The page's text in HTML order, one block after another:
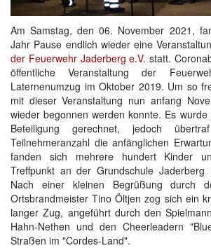
Am Samstag, den 06. November 2021,
Jahr Pause endlich wieder eine
der Feuerwehr Jaderberg e.V. statt.
öffentliche Veranstaltung der
Laternenumzug im Oktober 2019. Um so
mit dieser Veranstaltung nun anfang
wieder begonnen werden konnte. Es
Beteiligung gerechnet, jedoch
Teilnehmeranzahl die anfänglichen
fanden sich mehrere hundert Kinder
Treffpunkt an der Grundschule Jaderberg
Nach einer kleinen Begrüßung durch
Ortsbrandmeister Tino Öltjen zog sich ein
langer Zug, angeführt durch den
Hahn-Nethen und den Cheerleadern
Straßen im "Cordes-Land".